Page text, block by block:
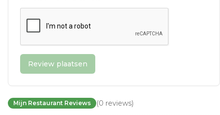
Review plaatsen
Mijn Restaurant Reviews (0 reviews)